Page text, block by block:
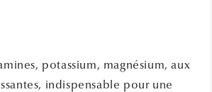
potassium, magnésium, aux
indispensable pour une